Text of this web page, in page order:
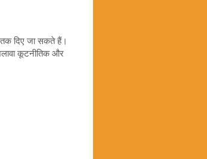
तक दिए जा सकते हैं।
कूटनीतिक और